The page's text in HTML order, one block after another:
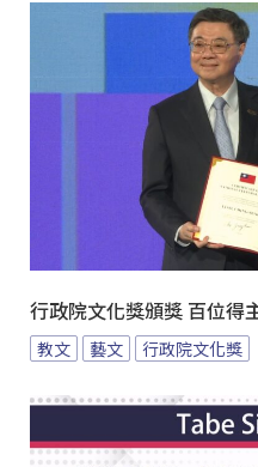
行政院文化獎頒獎 百位得
教文 藝文 行政院文化獎